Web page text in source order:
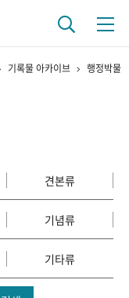
연구자들
영상 기록물
기록물 아카이브 행정박물
견본류
기념류
기타류